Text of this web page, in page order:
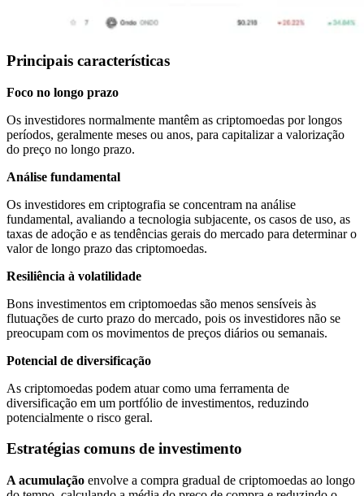
Principais características
Foco no longo prazo
Os investidores normalmente mantêm as criptomoedas por longos
períodos, geralmente meses ou anos, para capitalizar a valorização
do preço no longo prazo.
Análise fundamental
Os investidores em criptografia se concentram na análise
fundamental, avaliando a tecnologia subjacente, os casos de uso, as
taxas de adoção e as tendências gerais do mercado para determinar o
valor de longo prazo das criptomoedas.
Resiliência à volatilidade
Bons investimentos em criptomoedas são menos sensíveis às
flutuações de curto prazo do mercado, pois os investidores não se
preocupam com os movimentos de preços diários ou semanais.
Potencial de diversificação
As criptomoedas podem atuar como uma ferramenta de
diversificação em um portfólio de investimentos, reduzindo
potencialmente o risco geral.
Estratégias comuns de investimento
A acumulação envolve a compra gradual de criptomoedas ao longo